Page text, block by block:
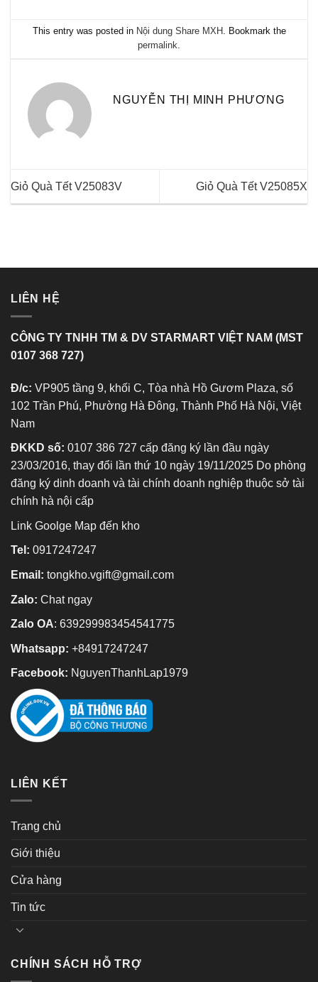
This entry was posted in Nội dung Share MXH . Bookmark the
permalink.
NGUYỄN THỊ MINH PHƯƠNG
Giỏ Quà Tết V25083V Giỏ Quà Tết V25085X
LIÊN HỆ
CÔNG TY TNHH TM & DV STARMART VIỆT NAM (MST
0107 368 727)
Đ/c: VP905 tầng 9, khối C, Tòa nhà Hồ Gươm Plaza, số
102 Trần Phú, Phường Hà Đông, Thành Phố Hà Nội, Việt
Nam
ĐKKD số: 0107 386 727 cấp đăng ký lần đầu ngày
23/03/2016, thay đổi lần thứ 10 ngày 19/11/2025 Do phòng
đăng ký dinh doanh và tài chính doanh nghiệp thuộc sở tài
chính hà nội cấp
Link Goolge Map đến kho
Tel: 0917247247
Email: tongkho.vgift@gmail.com
Zalo: Chat ngay
Zalo OA: 639299983454541775
Whatsapp: +84917247247
Facebook: NguyenThanhLap1979
LIÊN KẾT
Trang chủ
Giới thiệu
Cửa hàng
Tin tức
CHÍNH SÁCH HỖ TRỢ